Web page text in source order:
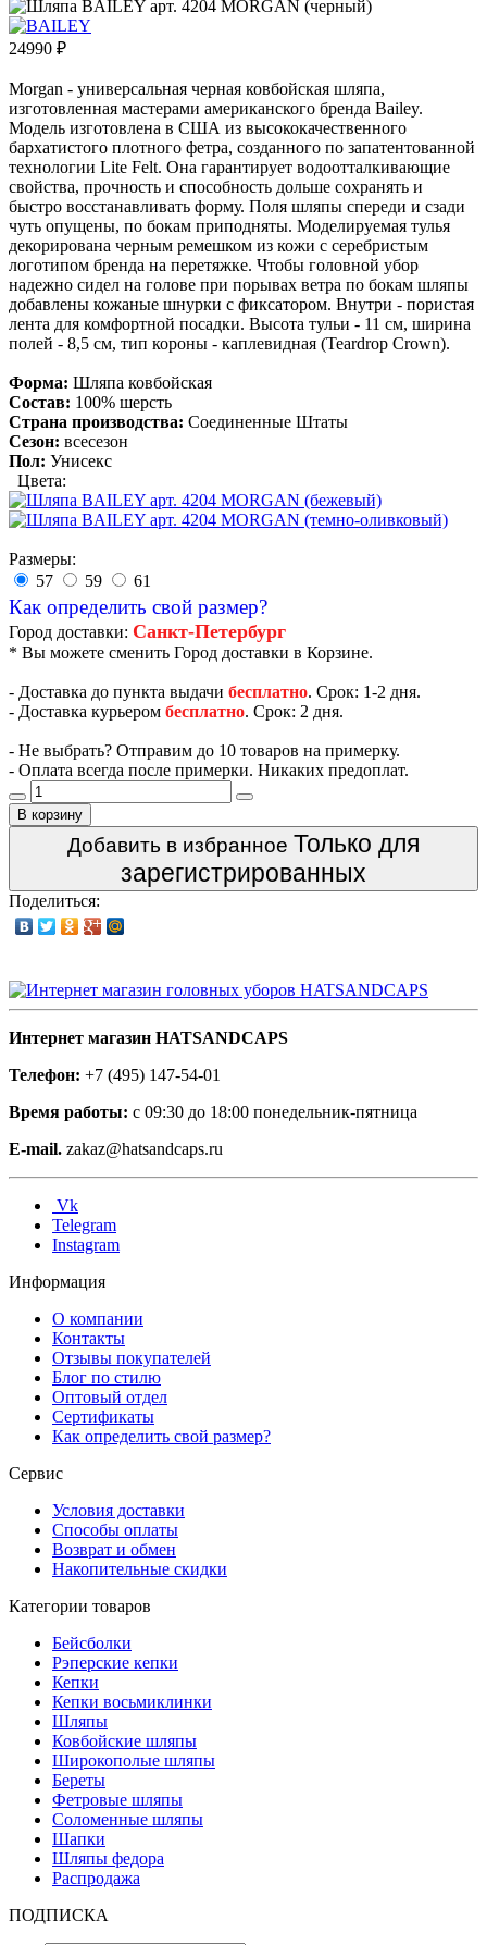
24990 ₽
Morgan - универсальная черная ковбойская шляпа,
изготовленная мастерами американского бренда Bailey.
Модель изготовлена в США из высококачественного
бархатистого плотного фетра, созданного по запатентованной
технологии Lite Felt. Она гарантирует водоотталкивающие
свойства, прочность и способность дольше сохранять и
быстро восстанавливать форму. Поля шляпы спереди и сзади
чуть опущены, по бокам приподняты. Моделируемая тулья
декорирована черным ремешком из кожи с серебристым
логотипом бренда на перетяжке. Чтобы головной убор
надежно сидел на голове при порывах ветра по бокам шляпы
добавлены кожаные шнурки с фиксатором. Внутри - пористая
лента для комфортной посадки. Высота тульи - 11 см, ширина
полей - 8,5 см, тип короны - каплевидная (Teardrop Crown).
Форма: Шляпа ковбойская
Состав: 100% шерсть
Страна производства: Соединенные Штаты
Сезон: всесезон
Пол: Унисекс
Цвета:
Размеры:
57
59 61
Как определить свой размер?
Город доставки: Санкт-Петербург
* Вы можете сменить Город доставки в Корзине.
- Доставка до пункта выдачи бесплатно. Срок: 1-2 дня.
- Доставка курьером бесплатно. Срок: 2 дня.
- Не выбрать? Отправим до 10 товаров на примерку.
- Оплата всегда после примерки. Никаких предоплат.
В корзину
Добавить в избранное Только для
зарегистрированных
Поделиться:
Интернет магазин HATSANDCAPS
Телефон: +7 (495) 147-54-01
Время работы: с 09:30 до 18:00 понедельник-пятница
E-mail. zakaz@hatsandcaps.ru
Vk
Telegram
Instagram
Информация
О компании
Контакты
Отзывы покупателей
Блог по стилю
Оптовый отдел
Сертификаты
Как определить свой размер?
Сервис
Условия доставки
Способы оплаты
Возврат и обмен
Накопительные скидки
Категории товаров
Бейсболки
Рэперские кепки
Кепки
Кепки восьмиклинки
Шляпы
Ковбойские шляпы
Широкополые шляпы
Береты
Фетровые шляпы
Соломенные шляпы
Шапки
Шляпы федора
Распродажа
ПОДПИСКА